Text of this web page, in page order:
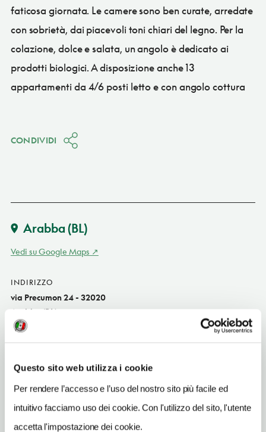
Questo sito web utilizza i cookie
Per rendere l’accesso e l’uso del nostro sito più facile ed
intuitivo facciamo uso dei cookie. Con l'utilizzo del sito, l'utente
accetta l'impostazione dei cookie.
faticosa giornata. Le camere sono ben curate, arredate
con sobrietà, dai piacevoli toni chiari del legno. Per la
colazione, dolce e salata, un angolo è dedicato ai
prodotti biologici. A disposizione anche 13
appartamenti da 4/6 posti letto e con angolo cottura
CONDIVIDI
Arabba (BL)
Vedi su Google Maps
INDIRIZZO
via Precumon 24 - 32020
Arabba (BL)
Veneto
www.alpenrosearabba.it
INDIRIZZO EMAIL
info@alpenrosearabba.it
TELEFONO